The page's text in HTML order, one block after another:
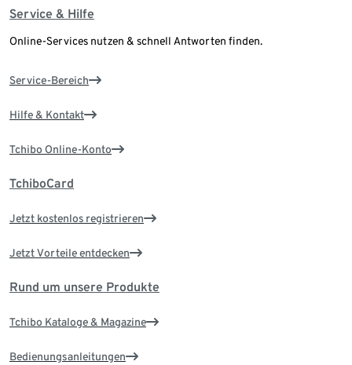
Service & Hilfe
Online-Services nutzen & schnell Antworten finden.
Service-Bereich
Hilfe & Kontakt
Tchibo Online-Konto
TchiboCard
Jetzt kostenlos registrieren
Jetzt Vorteile entdecken
Rund um unsere Produkte
Tchibo Kataloge & Magazine
Bedienungsanleitungen